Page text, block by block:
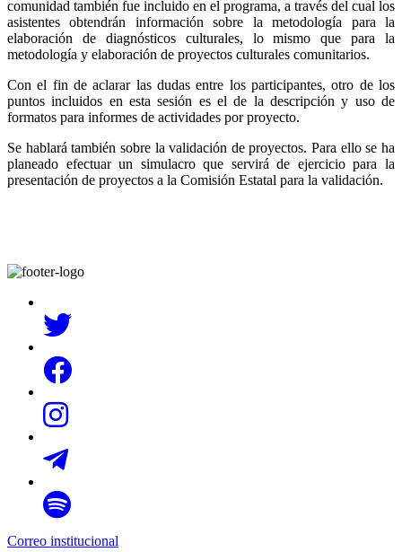
comunidad también fue incluido en el programa, a través del cual los
asistentes obtendrán información sobre la metodología para la
elaboración de diagnósticos culturales, lo mismo que para la
metodología y elaboración de proyectos culturales comunitarios.
Con el fin de aclarar las dudas entre los participantes, otro de los
puntos incluidos en esta sesión es el de la descripción y uso de
formatos para informes de actividades por proyecto.
Se hablará también sobre la validación de proyectos. Para ello se ha
planeado efectuar un simulacro que servirá de ejercicio para la
presentación de proyectos a la Comisión Estatal para la validación.
Correo institucional